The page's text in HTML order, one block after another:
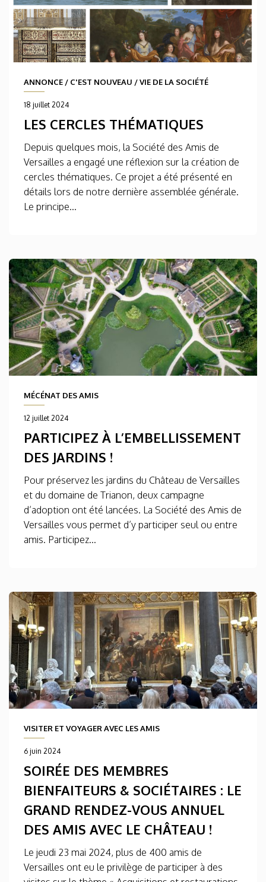
ANNONCE / C'EST NOUVEAU /VIE DE LA SOCIÉTÉ
18 juillet 2024
LES CERCLES THÉMATIQUES
Depuis quelques mois, la Société des Amis de
Versailles a engagé une réflexion sur la création de
cercles thématiques. Ce projet a été présenté en
détails lors de notre dernière assemblée générale.
Le principe...
MÉCÉNAT DES AMIS
12 juillet 2024
PARTICIPEZ À L’EMBELLISSEMENT
DES JARDINS !
Pour préservez les jardins du Château de Versailles
et du domaine de Trianon, deux campagne
d’adoption ont été lancées. La Société des Amis de
Versailles vous permet d’y participer seul ou entre
amis. Participez...
VISITER ET VOYAGER AVEC LES AMIS
6 juin 2024
SOIRÉE DES MEMBRES
BIENFAITEURS & SOCIÉTAIRES : LE
GRAND RENDEZ-VOUS ANNUEL
DES AMIS AVEC LE CHÂTEAU !
Le jeudi 23 mai 2024, plus de 400 amis de
Versailles ont eu le privilège de participer à des